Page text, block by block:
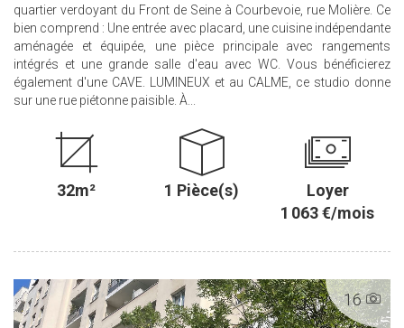
quartier verdoyant du Front de Seine à Courbevoie, rue Molière. Ce
bien comprend : Une entrée avec placard, une cuisine indépendante
aménagée et équipée, une pièce principale avec rangements
intégrés et une grande salle d'eau avec WC. Vous bénéficierez
également d'une CAVE. LUMINEUX et au CALME, ce studio donne
sur une rue piétonne paisible. À...
32m² 1 Pièce(s)
Loyer
1 063 €/mois
16